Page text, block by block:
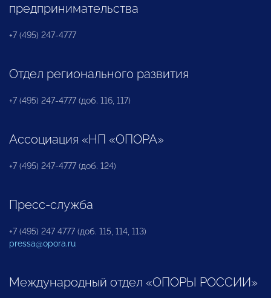
предпринимательства
+7 (495) 247-4777
Отдел регионального развития
+7 (495) 247-4777 (доб. 116, 117)
Ассоциация «НП «ОПОРА»
+7 (495) 247-4777 (доб. 124)
Пресс-служба
+7 (495) 247 4777 (доб. 115, 114, 113)
pressa@opora.ru
Международный отдел «ОПОРЫ РОССИИ»